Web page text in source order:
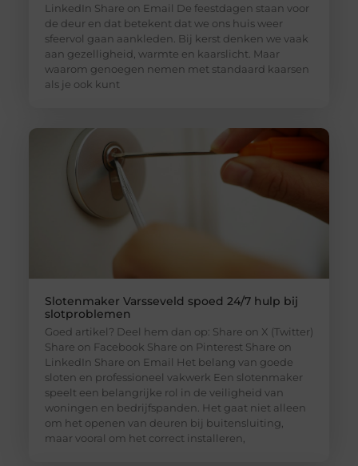
LinkedIn Share on Email De feestdagen staan voor
de deur en dat betekent dat we ons huis weer
sfeervol gaan aankleden. Bij kerst denken we vaak
aan gezelligheid, warmte en kaarslicht. Maar
waarom genoegen nemen met standaard kaarsen
als je ook kunt
Slotenmaker Varsseveld spoed 24/7 hulp bij
slotproblemen
Goed artikel? Deel hem dan op: Share on X (Twitter)
Share on Facebook Share on Pinterest Share on
LinkedIn Share on Email Het belang van goede
sloten en professioneel vakwerk Een slotenmaker
speelt een belangrijke rol in de veiligheid van
woningen en bedrijfspanden. Het gaat niet alleen
om het openen van deuren bij buitensluiting,
maar vooral om het correct installeren,